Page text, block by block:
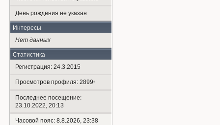
День рождения не указан
Интересы
Нет данных
Статистика
Регистрация: 24.3.2015
Просмотров профиля: 2899*
Последнее посещение:
23.10.2022, 20:13
Часовой пояс: 8.8.2026, 23:38